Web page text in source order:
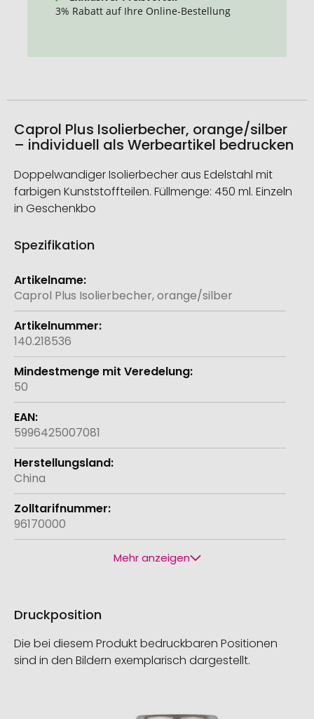
3% Rabatt auf Ihre Online-Bestellung
Caprol Plus Isolierbecher, orange/silber
– individuell als Werbeartikel bedrucken
Doppelwandiger Isolierbecher aus Edelstahl mit
farbigen Kunststoffteilen. Füllmenge: 450 ml. Einzeln
in Geschenkbo
Spezifikation
Weitere
Informationen
Caprol Plus Isolierbecher, orange/silber
140.218536
50
5996425007081
China
96170000
Mehr anzeigen
Druckposition
Die bei diesem Produkt bedruckbaren Positionen
sind in den Bildern exemplarisch dargestellt.